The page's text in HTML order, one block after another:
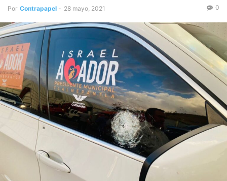
Por Contrapapel - 28 mayo, 2021 0